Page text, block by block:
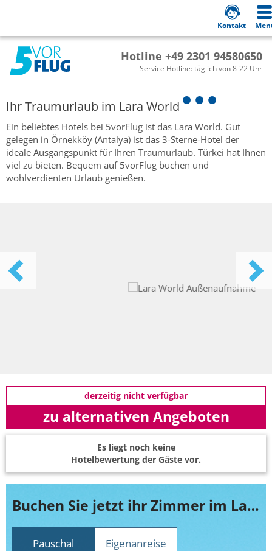
Hotline +49 2301 94580650
Service Hotline: täglich von 8-22 Uhr
Kontakt
Ihr Traumurlaub im Lara World
Ein beliebtes Hotels bei 5vorFlug ist das Lara World. Gut
gelegen in Örnekköy (Antalya) ist das 3-Sterne-Hotel der
ideale Ausgangspunkt für Ihren Traumurlaub. Türkei hat Ihnen
viel zu bieten. Bequem auf 5vorFlug buchen und
wohlverdienten Urlaub genießen.
derzeitig nicht verfügbar
zu alternativen Angeboten
Es liegt noch keine
Hotelbewertung der Gäste vor.
Buchen Sie jetzt ihr Zimmer im Lara World
Pauschal Eigenanreise